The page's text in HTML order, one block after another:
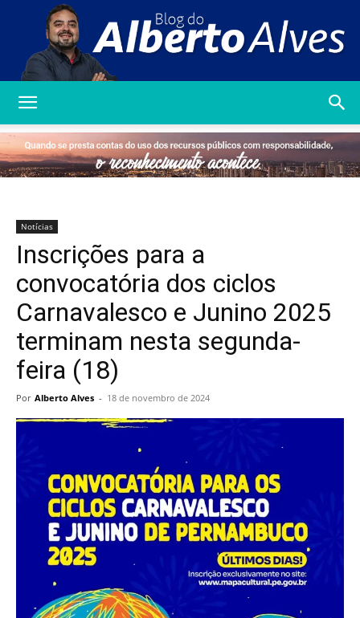
Alberto
Notícias
Inscrições para a
convocatória dos ciclos
Carnavalesco e Junino 2025
terminam nesta segunda-
feira (18)
Por Alberto Alves - 18 de novembro de 2024